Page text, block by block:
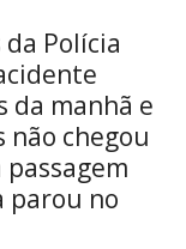
Polícia
da manhã e
chegou
parou no